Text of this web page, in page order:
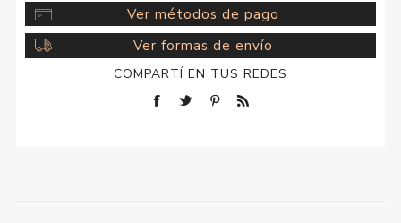
Ver métodos de pago
Ver formas de envío
COMPARTÍ EN TUS REDES